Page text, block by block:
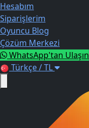
Hesabım
Siparişlerim
Oyuncu Blog
Çözüm Merkezi
WhatsApp'tan Ulaşın
Türkçe / TL